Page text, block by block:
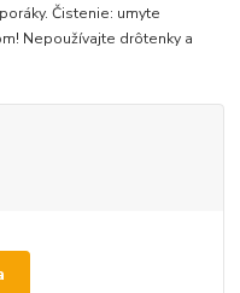
Čistenie: umyte
Nepoužívajte drôtenky a